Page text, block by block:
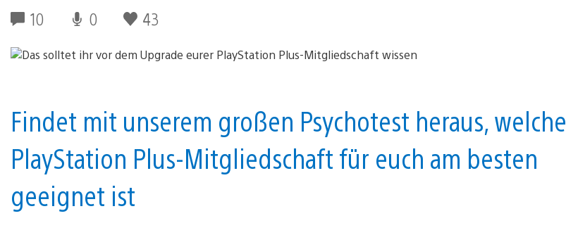
10 0 43
Findet mit unserem großen Psychotest heraus, welche
PlayStation Plus-Mitgliedschaft für euch am besten
geeignet ist